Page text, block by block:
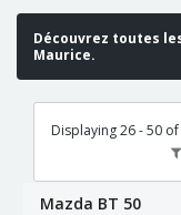
Découvrez toutes
Maurice.
Displaying 26 - 50
Mazda BT 50